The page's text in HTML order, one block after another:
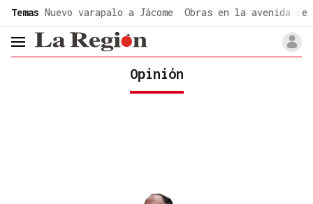
Temas Nuevo varapalo a Jácome Obras en la avenida de
header.menu.open
Opinión